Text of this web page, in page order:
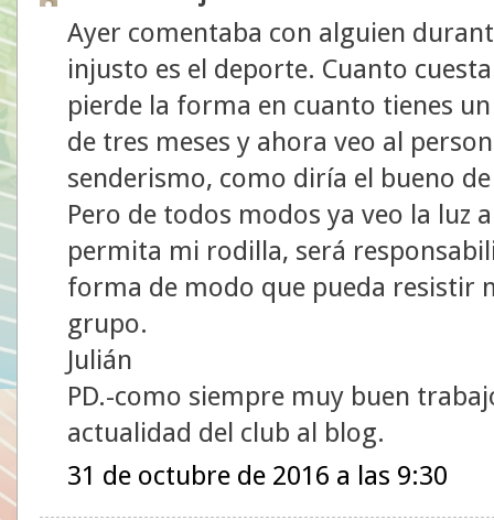
Ayer comentaba con alguien
injusto es el deporte. Cuanto
pierde la forma en cuanto tienes
de tres meses y ahora veo al
senderismo, como diría el bueno
Pero de todos modos ya veo la luz
permita mi rodilla, será
forma de modo que pueda resistir
grupo.
Julián
PD.-como siempre muy buen
actualidad del club al blog.
31 de octubre de 2016 a las 9:30